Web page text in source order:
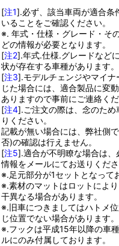
[注1].必ず、該当車両が適合条
いることをご確認ください。
※. 年式・仕様・グレード・そ
どの情報が必要となります。
[注2].年式.仕様.グレードなど
状が存在する車種があります。
[注3].モデルチェンジやマイナ
じた場合には、適合製品に変
ありますので事前にご連絡くだ
[注4].ご注文の際は、念のため
りください。
記載が無い場合には、弊社側
否)の確認は行えません。
[注5].適合が不明瞭な場合は、
情報をメールにてお送りくださ
※.足元部分が1セットとなって
※.素材のマットはロットによ
干異なる場合があります。
※.旧車につきましてはハトメ
じ位置でない場合があります。
※.フックは平成15年以降の車
ルにのみ付属しております。